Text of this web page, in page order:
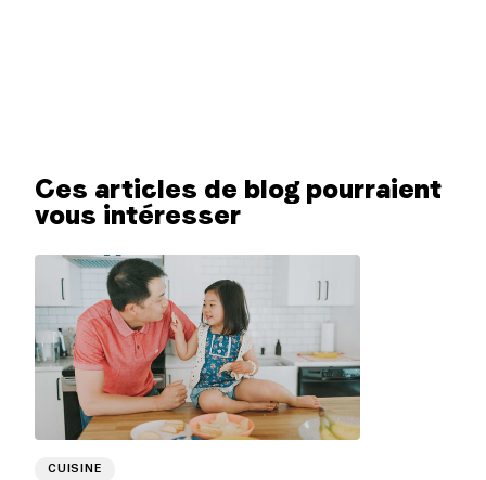
Ces articles de blog pourraient
vous intéresser
CUISINE